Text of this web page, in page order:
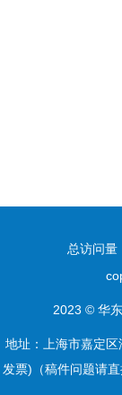
总访问量
2023 © 华
地址：上海市嘉定
发票)（稿件问题请